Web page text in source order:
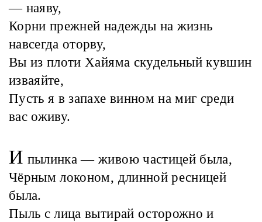
— наяву,
Корни прежней надежды на жизнь
навсегда оторву,
Вы из плоти Хайяма скудельный кувшин
изваяйте,
Пусть я в запахе винном на миг среди
вас оживу.
И пылинка — живою частицей была,
Чёрным локоном, длинной ресницей
была.
Пыль с лица вытирай осторожно и